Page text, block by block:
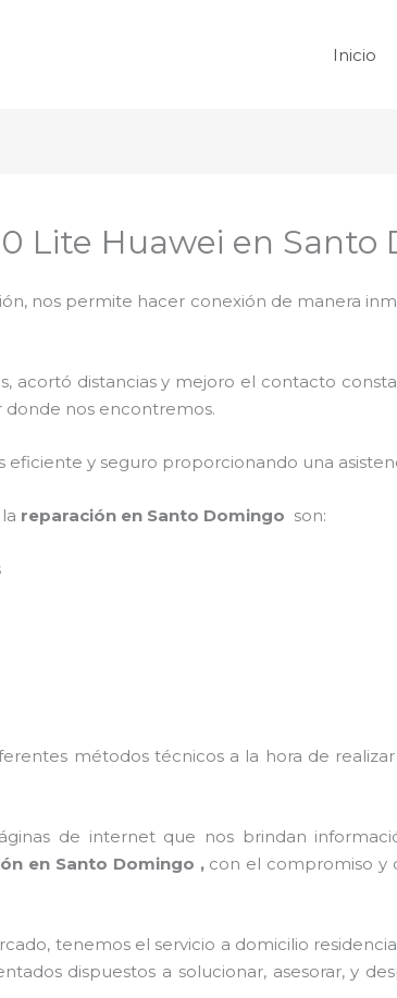
Inicio
Lite Huawei en Santo
nos permite hacer conexión de manera
acortó distancias y mejoro el contacto
donde nos encontremos.
eficiente y seguro proporcionando una
reparación en Santo Domingo son:
métodos técnicos a la hora de
de internet que nos brindan
en Santo Domingo , con el compromiso y
tenemos el servicio a domicilio
dispuestos a solucionar, asesorar, y